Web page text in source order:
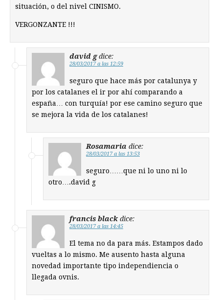
situación, o del nivel CINISMO.
VERGONZANTE !!!
david g dice:
28/03/2017 a las 12:59
seguro que hace más por catalunya y
por los catalanes el ir por ahí comparando a
españa… con turquía! por ese camino seguro que
se mejora la vida de los catalanes!
Rosamaria dice:
28/03/2017 a las 13:53
seguro……que ni lo uno ni lo
otro….david g
francis black dice:
28/03/2017 a las 14:45
El tema no da para más. Estampos dado
vueltas a lo mismo. Me ausento hasta alguna
novedad importante tipo independiencia o
llegada ovnis.